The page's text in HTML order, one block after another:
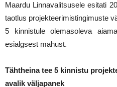
Maardu Linnavalitsusele esitati
taotlus projekteerimistingimuste
5 kinnistule olemasoleva
esialgsest mahust.
Tähtheina tee 5 kinnistu
avalik väljapanek